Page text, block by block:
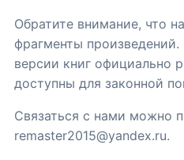
Обратите внимание, что
фрагменты произведений.
версии книг официально
доступны для законной
Связаться с нами можно
remaster2015@yandex.ru.